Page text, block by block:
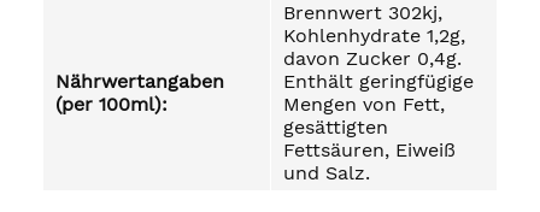
Nährwertangaben
(per 100ml):
Brennwert 302kj,
Kohlenhydrate 1,2g,
davon Zucker 0,4g.
Enthält geringfügige
Mengen von Fett,
gesättigten
Fettsäuren, Eiweiß
und Salz.